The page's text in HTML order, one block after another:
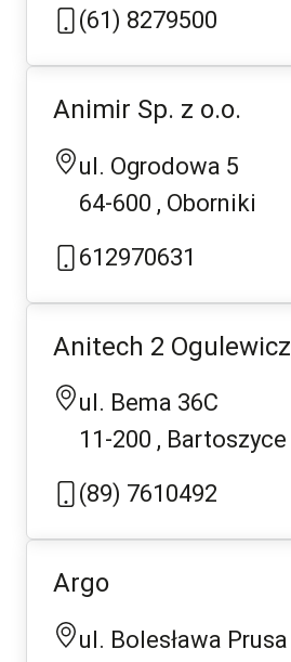
(61) 8279500
Animir Sp. z o.o.
ul. Ogrodowa 5
64-600
Oborniki
612970631
Anitech 2
ul. Bema 36C
11-200
Bartoszyce
(89) 7610492
Argo
ul. Bolesława Prusa